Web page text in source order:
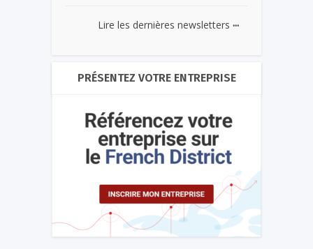
Lire les dernières newsletters ...
PRÉSENTEZ VOTRE ENTREPRISE